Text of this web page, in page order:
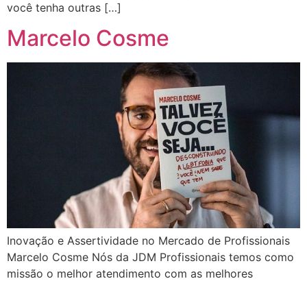
você tenha outras […]
Marcelo Cosme
Inovação e Assertividade no Mercado de Profissionais
Marcelo Cosme Nós da JDM Profissionais temos como
missão o melhor atendimento com as melhores